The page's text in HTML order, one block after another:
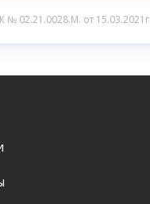
02.21.0028.M. от 15.03.2021г